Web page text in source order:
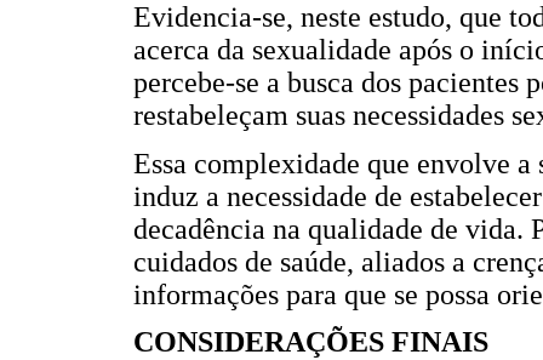
Evidencia-se, neste estudo, que
acerca da sexualidade após o
percebe-se a busca dos pacientes
restabeleçam suas necessidades
Essa complexidade que envolve
induz a necessidade de
decadência na qualidade de vida.
cuidados de saúde, aliados a
informações para que se possa
CONSIDERAÇÕES FINAIS